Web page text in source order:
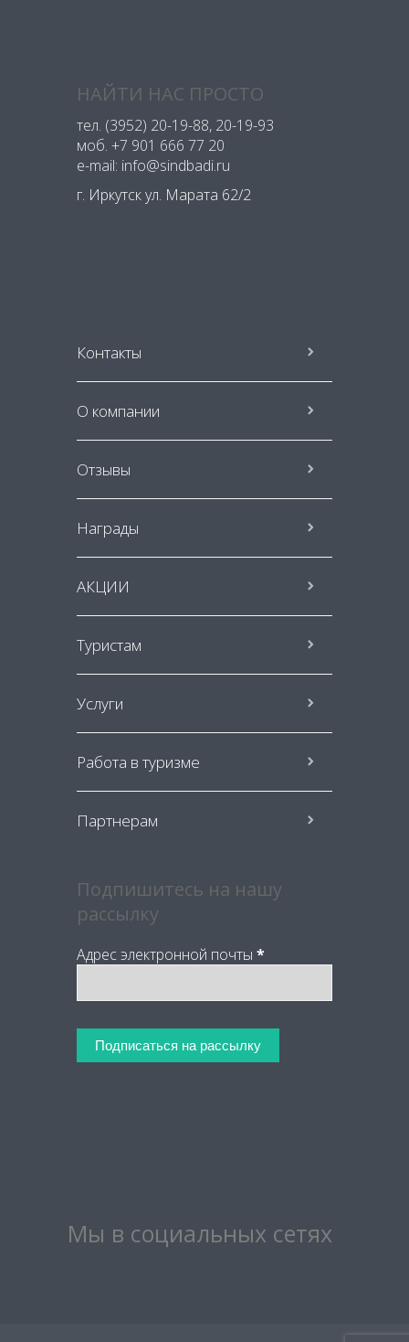
НАЙТИ НАС ПРОСТО
тел. (3952) 20-19-88, 20-19-93
моб. +7 901 666 77 20
e-mail: info@sindbadi.ru
г. Иркутск ул. Марата 62/2
Контакты
О компании
Отзывы
Награды
АКЦИИ
Туристам
Услуги
Работа в туризме
Партнерам
Подпишитесь на нашу
рассылку
Адрес электронной почты *
Мы в социальных сетях